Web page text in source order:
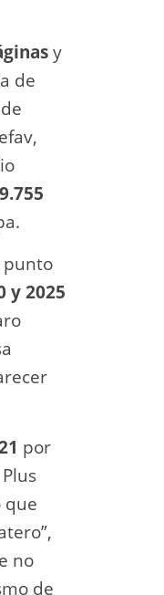
y
de
punto
y 2025
por
que
no
de